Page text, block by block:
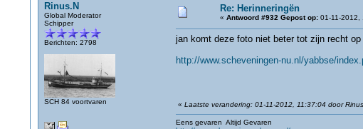
Rinus.N
Global Moderator
Schipper
Berichten: 2798
SCH 84 voortvaren
Re: Herinneringën
« Antwoord #932 Gepost op:01-11-2012,
jan komt deze foto niet beter tot zijn recht
http://www.scheveningen-nu.nl/yabbse/
« Laatste verandering: 01-11-2012, 11:37:04 door
Eens gevaren Altijd Gevaren